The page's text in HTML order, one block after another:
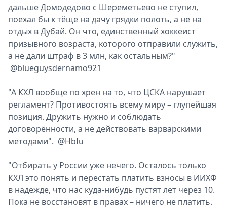
дальше Домодедово с Шереметьево не ступил,
поехал бы к тёще на дачу грядки полоть, а не на
отдых в Дубай. Он что, единственный хоккеист
призывного возраста, которого отправили служить,
а не дали штраф в 3 млн, как остальным?"
@blueguysdernamo921
"А КХЛ вообще по хрен на то, что ЦСКА нарушает
регламент? Противостоять всему миру – глупейшая
позиция. Дружить нужно и соблюдать
договорённости, а не действовать варварскими
методами". @HbIu
"Отбирать у России уже нечего. Осталось только
КХЛ это понять и перестать платить взносы в ИИХФ
в надежде, что нас куда-нибудь пустят лет через 10.
Пока не восстановят в правах – ничего не платить.